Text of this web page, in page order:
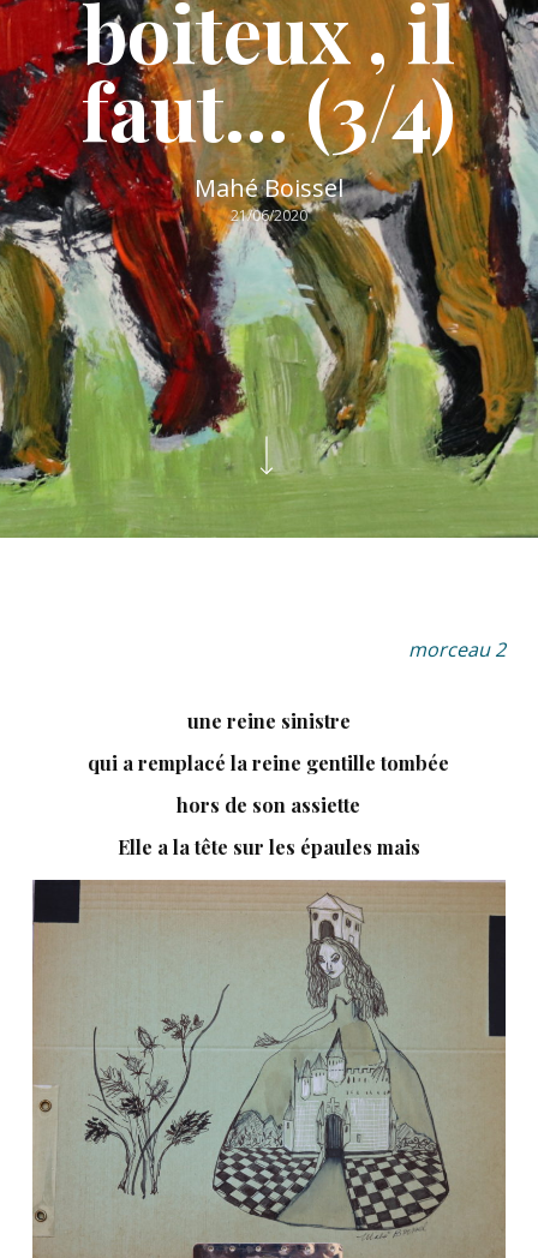
boiteux , il
faut… (3/4)
Mahé Boissel
21/06/2020
morceau 2
une reine sinistre
qui a remplacé la reine gentille tombée
hors de son assiette
Elle a la tête sur les épaules mais